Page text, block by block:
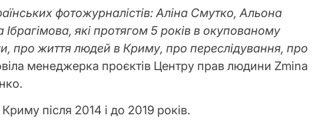
фотожурналістів: Аліна Смутко, Альона
які протягом 5 років в окупованому
про життя людей в Криму, про переслідування, про
менеджерка проєктів Центру прав людини Zmina
після 2014 і до 2019 років.